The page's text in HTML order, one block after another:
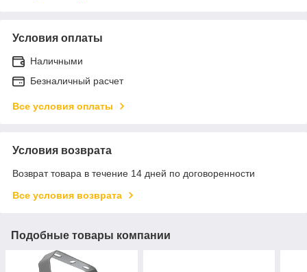
Условия оплаты
Наличными
Безналичный расчет
Все условия оплаты
Условия возврата
Возврат товара в течение 14 дней по договоренности
Все условия возврата
Подобные товары компании